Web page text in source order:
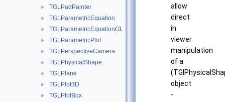
► TGLPadPainter
► TGLParametricEquation
► TGLParametricEquationGL
► TGLParametricPlot
► TGLPerspectiveCamera
► TGLPhysicalShape
► TGLPlane
► TGLPlot3D
► TGLPlotBox
allow
direct
in
viewer
manipulation
of a
object
-